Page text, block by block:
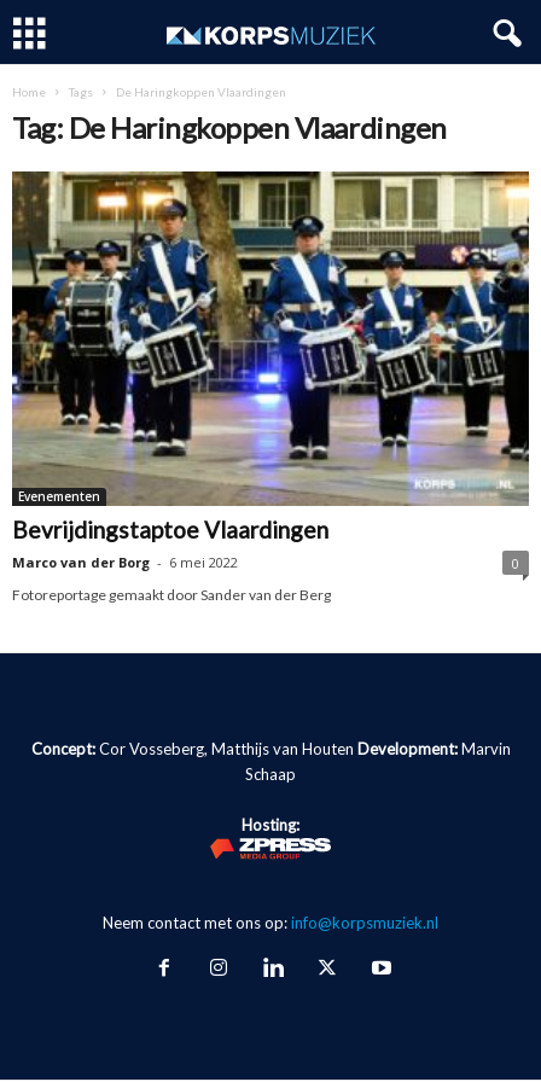
Home Tags De Haringkoppen Vlaardingen
Tag: De Haringkoppen Vlaardingen
Evenementen
Bevrijdingstaptoe Vlaardingen
Marco van der Borg - 6 mei 2022
0
Fotoreportage gemaakt door Sander van der Berg
Concept:Cor Vosseberg, Matthijs van Houten Development: Marvin
Schaap
Hosting:
Neem contact met ons op:info@korpsmuziek.nl